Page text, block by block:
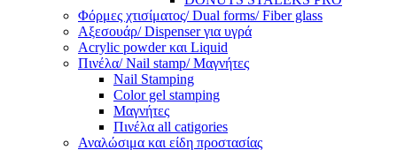
Φόρμες χτισίματος/ Dual forms/ Fiber glass
Αξεσουάρ/ Dispenser για υγρά
Acrylic powder και Liquid
Πινέλα/ Nail stamp/ Μαγνήτες
Nail Stamping
Color gel stamping
Μαγνήτες
Πινέλα all catigories
Αναλώσιμα και είδη προστασίας